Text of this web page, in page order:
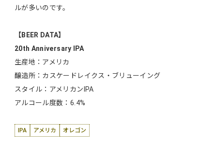
ルが多いのです。
【BEER DATA】
20th Anniversary IPA
生産地：アメリカ
醸造所：カスケードレイクス・ブリューイング
スタイル：アメリカンIPA
アルコール度数：6.4%
IPA アメリカ オレゴン